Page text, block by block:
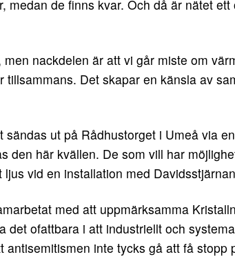
medan de finns kvar. Och då är nätet
nackdelen är att vi går miste om
Det skapar en känsla av
ut på Rådhustorget i Umeå via
den här kvällen. De som vill har
vid en installation med
med att uppmärksamma
det ofattbara i att industriellt och
inte tycks gå att få stopp